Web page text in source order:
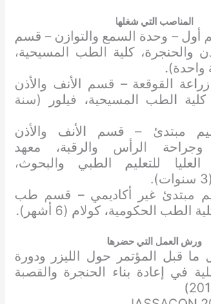
المناصب التي شغلها
أول – وحدة السمع والتوازن – قسم
والحنجرة، كلية الطب المسيحية،
واحدة).
القوقعة – قسم الأنف والأذن
كلية الطب المسيحية، فيلور (سنة
مبتدئ – قسم الأنف والأذن
وجراحة الرأس والرقبة، معهد
العليا للتعليم الطبي والبحوث،
مبتدئ غير أكاديمي – قسم طب
الطب الحكومية، كولام (6 أشهر).
ورش العمل التي حضرها
قبل المؤتمر حول الليزر ودورة
في إعادة بناء الحنجرة والقصبة